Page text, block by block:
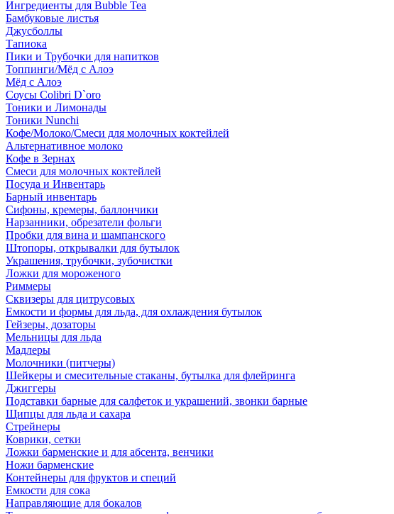
Ингредиенты для Bubble Tea
Бамбуковые листья
Джусболлы
Тапиока
Пики и Трубочки для напитков
Топпинги/Мёд с Алоэ
Мёд с Алоэ
Соусы Colibri D`oro
Тоники и Лимонады
Тоники Nunchi
Кофе/Молоко/Смеси для молочных коктейлей
Альтернативное молоко
Кофе в Зернах
Смеси для молочных коктейлей
Посуда и Инвентарь
Барный инвентарь
Сифоны, кремеры, баллончики
Нарзанники, обрезатели фольги
Пробки для вина и шампанского
Штопоры, открывалки для бутылок
Украшения, трубочки, зубочистки
Ложки для мороженого
Риммеры
Сквизеры для цитрусовых
Емкости и формы для льда, для охлаждения бутылок
Гейзеры, дозаторы
Мельницы для льда
Мадлеры
Молочники (питчеры)
Шейкеры и смесительные стаканы, бутылка для флейринга
Джиггеры
Подставки барные для салфеток и украшений, звонки барные
Щипцы для льда и сахара
Стрейнеры
Коврики, сетки
Ложки барменские и для абсента, венчики
Ножи барменские
Контейнеры для фруктов и специй
Емкости для сока
Направляющие для бокалов